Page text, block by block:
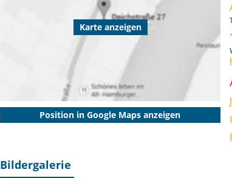
Karte anzeigen
Position in Google Maps anzeigen
Bildergalerie